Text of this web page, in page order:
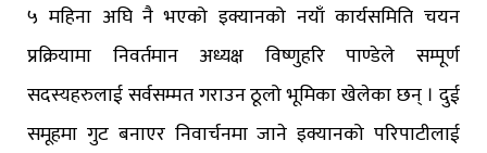
५ महिना अघि नै भएको इक्यानको नयाँ कार्यसमिति चयन
प्रक्रियामा निवर्तमान अध्यक्ष विष्णुहरि पाण्डेले सम्पूर्ण
सदस्यहरुलाई सर्वसम्मत गराउन ठूलो भूमिका खेलेका छन् । दुई
समूहमा गुट बनाएर निवार्चनमा जाने इक्यानको परिपाटीलाई